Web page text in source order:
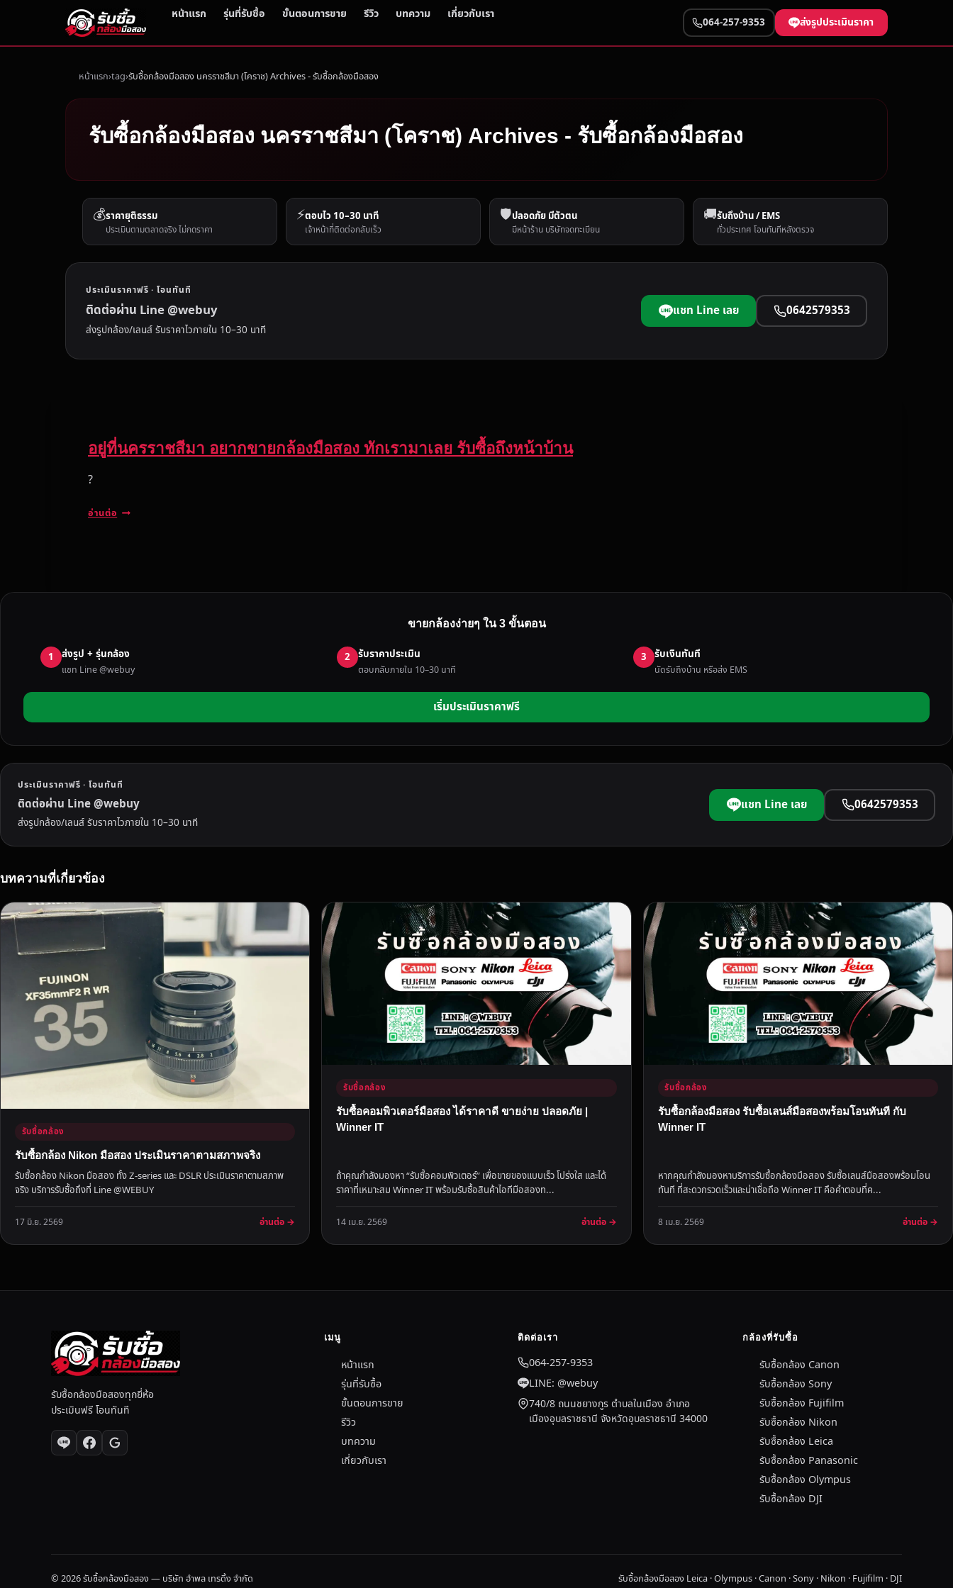
หน้าแรก รุ่นที่รับซื้อ ขั้นตอนการขาย รีวิว บทความ เกี่ยวกับเรา
064-257-9353 ส่งรูปประเมินราคา
หน้าแรก tag รับซื้อกล้องมือสอง นครราชสีมา (โคราช) Archives - รับซื้อกล้องมือสอง
รับซื้อกล้องมือสอง นครราชสีมา (โคราช) Archives - รับซื้อกล้องมือสอง
💰ราคายุติธรรม
ประเมินตามตลาดจริง ไม่กดราคา
⚡ตอบไว 10–30 นาที
เจ้าหน้าที่ติดต่อกลับเร็ว
🛡️ปลอดภัย มีตัวตน
มีหน้าร้าน บริษัทจดทะเบียน
🚚รับถึงบ้าน / EMS
ทั่วประเทศ โอนทันทีหลังตรวจ
ประเมินราคาฟรี · โอนทันที
ติดต่อผ่าน Line @webuy
ส่งรูปกล้อง/เลนส์ รับราคาไวภายใน 10–30 นาที
แชท Line เลย 0642579353
อยู่ที่นครราชสีมา อยากขายกล้องมือสอง ทักเรามาเลย รับซื้อถึงหน้าบ้าน
?
อ่านต่อ อ
ร
สี
ม
า
ย
า
ย
ก
อ
ส
า
ย
ซื้
อ
ถึ
ง
น้
า
ขายกล้องง่ายๆ ใน 3 ขั้นตอน
1 ส่งรูป + รุ่นกล้อง
แชท Line @webuy
2 รับราคาประเมิน
ตอบกลับภายใน 10–30 นาที
3 รับเงินทันที
นัดรับถึงบ้าน หรือส่ง EMS
เริ่มประเมินราคาฟรี
ประเมินราคาฟรี · โอนทันที
ติดต่อผ่าน Line @webuy
ส่งรูปกล้อง/เลนส์ รับราคาไวภายใน 10–30 นาที
แชท Line เลย 0642579353
บทความที่เกี่ยวข้อง
รับซื้อกล้อง
รับซื้อกล้อง Nikon มือสอง ประเมินราคาตามสภาพจริง
รับซื้อกล้อง Nikon มือสอง ทั้ง Z-series และ DSLR ประเมินราคาตามสภาพ
จริง บริการรับซื้อถึงที่ Line @WEBUY
17 มิ.ย. 2569 อ่านต่อ →
รับซื้อกล้อง
รับซื้อคอมพิวเตอร์มือสอง ได้ราคาดี ขายง่าย ปลอดภัย |
Winner IT
ถ้าคุณกำลังมองหา “รับซื้อคอมพิวเตอร์” เพื่อขายของแบบเร็ว โปร่งใส และได้
ราคาที่เหมาะสม Winner IT พร้อมรับซื้อสินค้าไอทีมือสองท...
14 เม.ย. 2569 อ่านต่อ →
รับซื้อกล้อง
รับซื้อกล้องมือสอง รับซื้อเลนส์มือสองพร้อมโอนทันที กับ
Winner IT
หากคุณกำลังมองหาบริการรับซื้อกล้องมือสอง รับซื้อเลนส์มือสองพร้อมโอน
ทันที ที่สะดวกรวดเร็วและน่าเชื่อถือ Winner IT คือคำตอบที่ค...
8 เม.ย. 2569 อ่านต่อ →
รับซื้อกล้องมือสองทุกยี่ห้อ
ประเมินฟรี โอนทันที
เมนู
หน้าแรก
รุ่นที่รับซื้อ
ขั้นตอนการขาย
รีวิว
บทความ
เกี่ยวกับเรา
ติดต่อเรา
064-257-9353
LINE: @webuy
740/8 ถนนชยางกูร ตำบลในเมือง อำเภอ
เมืองอุบลราชธานี จังหวัดอุบลราชธานี 34000
กล้องที่รับซื้อ
รับซื้อกล้อง Canon
รับซื้อกล้อง Sony
รับซื้อกล้อง Fujifilm
รับซื้อกล้อง Nikon
รับซื้อกล้อง Leica
รับซื้อกล้อง Panasonic
รับซื้อกล้อง Olympus
รับซื้อกล้อง DJI
© 2026 รับซื้อกล้องมือสอง — บริษัท อำพล เทรดิ้ง จำกัด รับซื้อกล้องมือสอง Leica · Olympus · Canon · Sony · Nikon · Fujifilm · DJI